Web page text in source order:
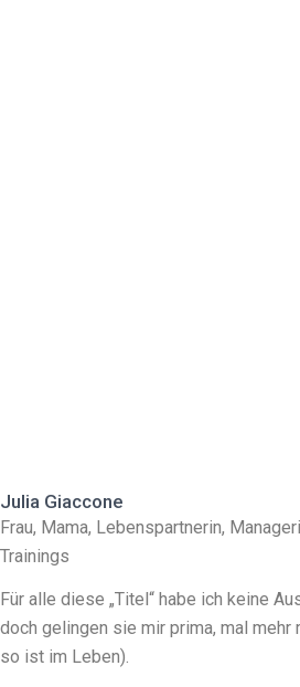
Julia Giaccone
Frau, Mama, Lebenspartnerin,
Trainings
Für alle diese „Titel“ habe ich keine
doch gelingen sie mir prima, mal
so ist im Leben).